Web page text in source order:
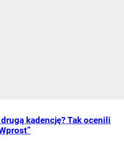
kadencję? Tak ocenili